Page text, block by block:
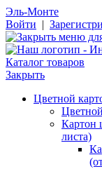
Эль-Монте
Войти |
Каталог товаров
Закрыть
Цветной
Картон
листа)